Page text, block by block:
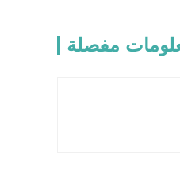
مفصلة